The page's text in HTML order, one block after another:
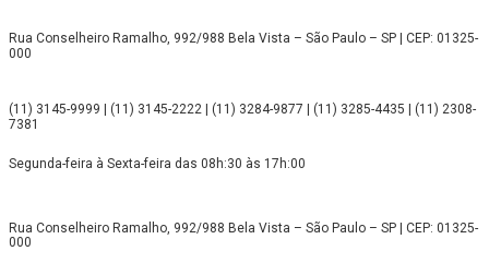
Rua Conselheiro Ramalho, 992/988 Bela Vista – São Paulo – SP | CEP: 01325-
000
(11) 3145-9999 | (11) 3145-2222 | (11) 3284-9877 | (11) 3285-4435 | (11) 2308-
7381
Segunda-feira à Sexta-feira das 08h:30 às 17h:00
Rua Conselheiro Ramalho, 992/988 Bela Vista – São Paulo – SP | CEP: 01325-
000